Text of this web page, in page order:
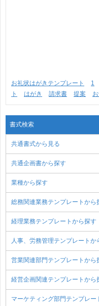
お礼状はがきテンプレート 1
ト
はがき 請求書 提案
書式検索
共通書式から見る
共通企画書から探す
業種から探す
総務関連業務テンプレートから
経理業務テンプレートから探す
人事、労務管理テンプレートか
営業関連部門テンプレートから
経営企画関連テンプレートから
マーケティング部門テンプレー